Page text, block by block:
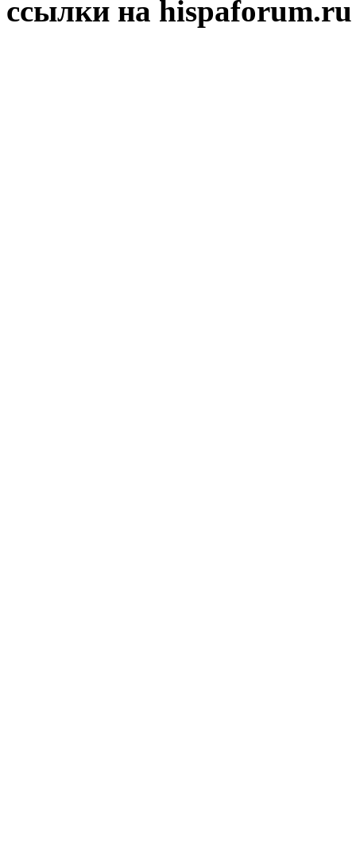
ссылки на hispaforum.ru